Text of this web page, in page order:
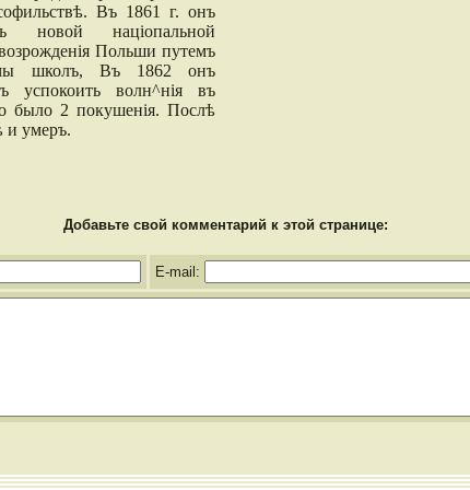
Въ 1861 г. онъ
новой націопальной
Польши путемъ
школъ, Въ 1862 онъ
успокоить волн^нія въ
было 2 покушенія. Послѣ
и умеръ.
Добавьте свой комментарий к этой странице:
E-mail: